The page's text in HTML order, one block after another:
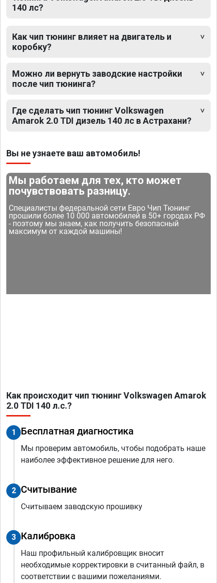
140 лс?
Как чип тюнинг влияет на двигатель и
коробку?
Можно ли вернуть заводские настройки
после чип тюнинга?
Где сделать чип тюнинг Volkswagen
Amarok 2.0 TDI дизель 140 лс в Астрахани?
Вы не узнаете ваш автомобиль!
Мы работаем для тех, кто может
почувствовать разницу.
Специалисты федеральной сети Евро Чип Тюнинг
прошили более 10 000 автомобилей в 50+ городах РФ
- поэтому мы знаем, как получить безопасный
максимум от каждой машины!
Как происходит чип тюнинг Volkswagen Amarok
2.0 TDI 140 л.с.?
1 Бесплатная диагностика
Мы проверим автомобиль, чтобы подобрать наше
наиболее эффективное решение для него.
2 Считывание
Считываем заводскую прошивку
3 Калибровка
Наш профильный калибровщик вносит
необходимые корректировки в считанный файл, в
соответствии с вашими пожеланиями.